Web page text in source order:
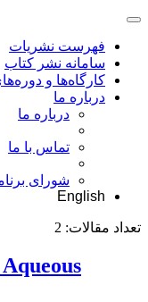
فهرست نشریات
سامانه نشر کتاب
کارگاه‌ها و
درباره ما
درباره ما
تماس با ما
شورای
English
تعداد مقالات: 2